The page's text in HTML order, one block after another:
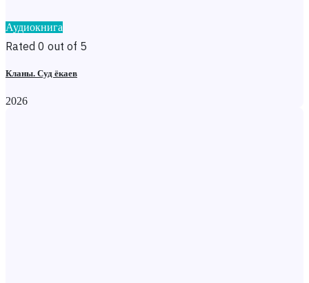
Аудиокнига
Rated 0 out of 5
Кланы. Суд ёкаев
2026